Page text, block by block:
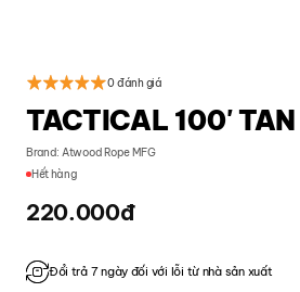
0 đánh giá
TACTICAL 100' TAN
Brand: Atwood Rope MFG
Hết hàng
220.000đ
Đổi trả 7 ngày đối với lỗi từ nhà sản xuất